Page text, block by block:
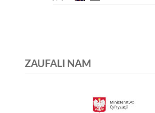
ZAUFALI NAM